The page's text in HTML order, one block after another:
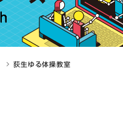
荻生ゆる体操教室